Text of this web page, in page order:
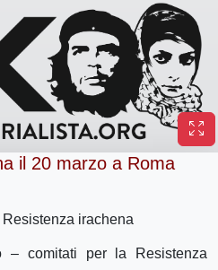
il 20 marzo a Roma
Resistenza irachena
– comitati per la Resistenza